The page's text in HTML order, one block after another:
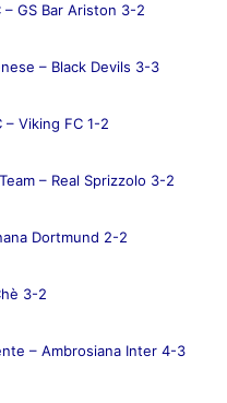
– GS Bar Ariston 3-2
– Black Devils 3-3
– Viking FC 1-2
– Real Sprizzolo 3-2
Dortmund 2-2
3-2
– Ambrosiana Inter 4-3